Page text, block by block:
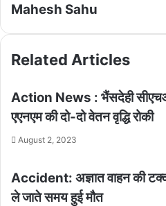
Mahesh Sahu
Related Articles
Action News : भैंसदेही सीएचओ
एएनएम की दो-दो वेतन वृद्धि रोकी
August 2, 2023
Accident: अज्ञात वाहन की
ले जाते समय हुई मौत